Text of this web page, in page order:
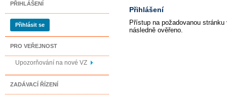
PŘIHLÁŠENÍ
Přihlásit se
PRO VEŘEJNOST
Upozorňování na nové VZ
ZADÁVACÍ ŘÍZENÍ
Přihlášení
Přístup na požadovanou
následně ověřeno.